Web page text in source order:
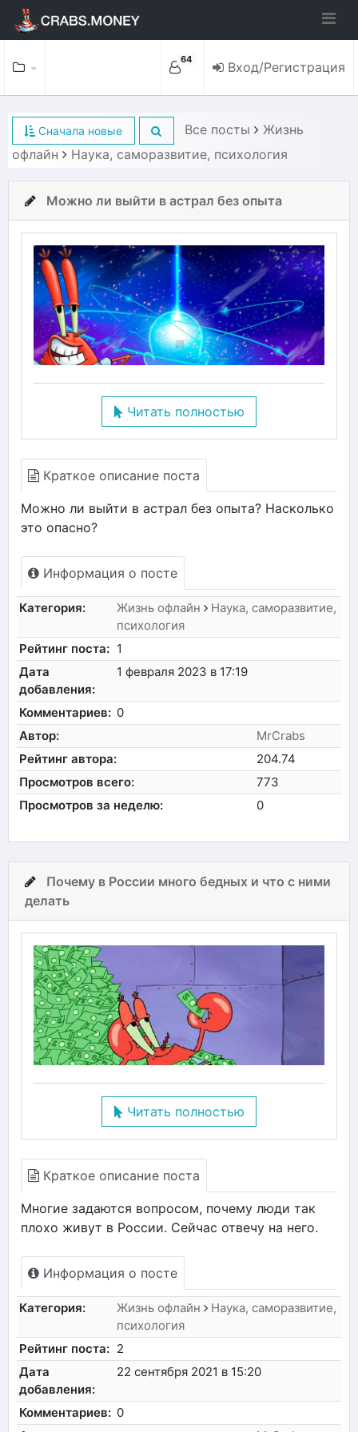
64 Вход/Регистрация
Сначала новые Все посты
Жизнь
офлайн
Наука, саморазвитие, психология
Можно ли выйти в астрал без опыта
Читать полностью
Краткое описание поста
Можно ли выйти в астрал без опыта? Насколько
это опасно?
Информация о посте
Категория: Жизнь офлайн
Наука, саморазвитие,
психология
Рейтинг поста: 1
Дата
добавления:
1 февраля 2023 в 17:19
Комментариев: 0
Автор:
MrCrabs
Рейтинг автора:
204.74
Просмотров всего:
773
Просмотров за неделю:
0
Почему в России много бедных и что с ними
делать
Читать полностью
Краткое описание поста
Многие задаются вопросом, почему люди так
плохо живут в России. Сейчас отвечу на него.
Информация о посте
Категория: Жизнь офлайн
Наука, саморазвитие,
психология
Рейтинг поста: 2
Дата
добавления:
22 сентября 2021 в 15:20
Комментариев: 0